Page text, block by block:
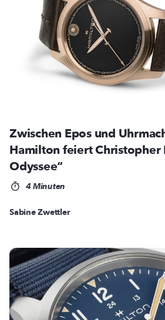
Zwischen Epos und
Hamilton feiert Christopher
Odyssee“
4 Minuten
Sabine Zwettler